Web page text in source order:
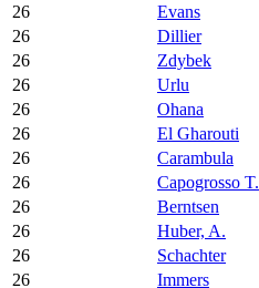
26
Evans
26
Dillier
26
Zdybek
26
Urlu
26
Ohana
26
El Gharouti
26
Carambula
26
Capogrosso T.
26
Berntsen
26
Huber, A.
26
Schachter
26
Immers